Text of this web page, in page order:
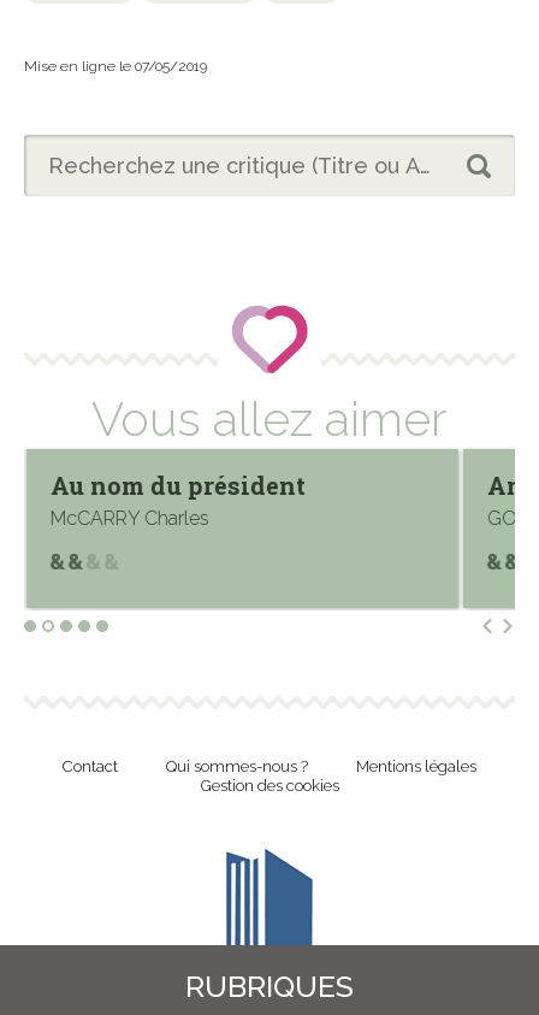
Mise en ligne le 07/05/2019
Vous allez aimer
Au nom du président
McCARRY Charles
RUBRIQUES
Contact Qui sommes-nous ?
Mentions légales
Gestion des cookies
Revue en ligne de l'Union Nationale Culture et Bibliothèques Pour Tous